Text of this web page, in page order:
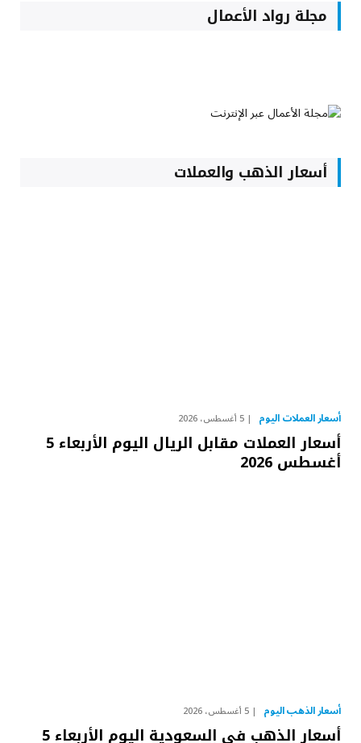
مجلة رواد الأعمال
أسعار الذهب والعملات
أسعار العملات اليوم 5 أغسطس، 2026
أسعار العملات مقابل الريال اليوم الأربعاء 5
أغسطس 2026
أسعار الذهب اليوم 5 أغسطس، 2026
أسعار الذهب في السعودية اليوم الأربعاء 5